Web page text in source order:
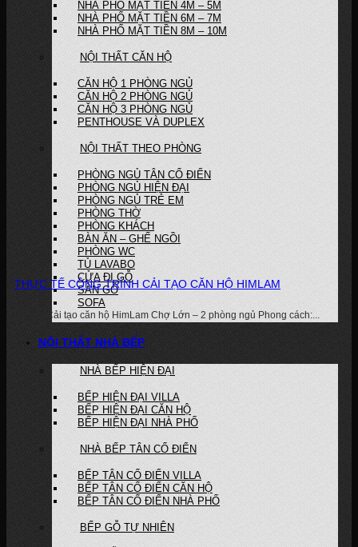
NHÀ PHỐ MẶT TIỀN 4M – 5M
NHÀ PHỐ MẶT TIỀN 6M – 7M
NHÀ PHỐ MẶT TIỀN 8M – 10M
NỘI THẤT CĂN HỘ
CĂN HỘ 1 PHÒNG NGỦ
CĂN HỘ 2 PHÒNG NGỦ
CĂN HỘ 3 PHÒNG NGỦ
PENTHOUSE VÀ DUPLEX
NỘI THẤT THEO PHÒNG
PHÒNG NGỦ TÂN CỔ ĐIỂN
PHÒNG NGỦ HIỆN ĐẠI
PHÒNG NGỦ TRẺ EM
PHÒNG THỜ
PHÒNG KHÁCH
BÀN ĂN – GHẾ NGỒI
PHÒNG WC
TỦ LAVABO
CỬA ĐI GỖ
SÀN GỖ
SOFA
NỘI THẤT NHÀ BẾP
NHÀ BẾP HIỆN ĐẠI
BẾP HIỆN ĐẠI VILLA
BẾP HIỆN ĐẠI CĂN HỘ
BẾP HIỆN ĐẠI NHÀ PHỐ
NHÀ BẾP TÂN CỔ ĐIỂN
BẾP TÂN CỔ ĐIỂN VILLA
BẾP TÂN CỔ ĐIỂN CĂN HỘ
BẾP TÂN CỔ ĐIỂN NHÀ PHỐ
BẾP GỖ TỰ NHIÊN
THỰC TẾ CÔNG TRÌNH CẢI TẠO CĂN HỘ HIMLAM
Dự án: Cải tạo căn hộ HimLam Chợ Lớn – 2 phòng ngủ Phong cách:...